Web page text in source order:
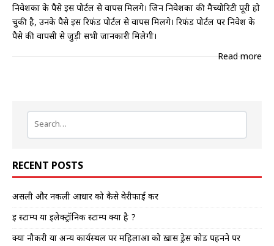
निवेशकों के पैसे इस पोर्टल से वापस मिलेंगे। जिन निवेशकों की मैच्योरिटी पूरी हो
चुकी है, उनके पैसे इस रिफंड पोर्टल से वापस मिलेंगे। रिफंड पोर्टल पर निवेश के
पैसे की वापसी से जुड़ी सभी जानकारी मिलेगी।
Read more
RECENT POSTS
असली और नकली आधार को कैसे वेरीफाई करें
इ स्टाम्प या इलेक्ट्रॉनिक स्टाम्प क्या है ?
क्या नौकरी या अन्य कार्यस्थल पर महिलाओं को ख़ास ड्रेस कोड पहनने पर